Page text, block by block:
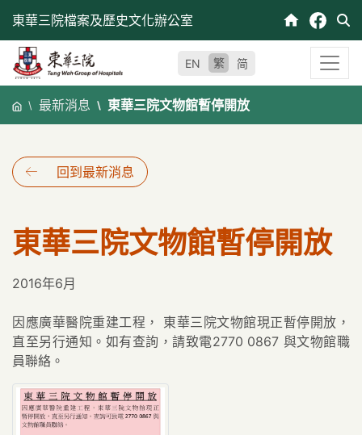
東華三院檔案及歷史文化辦公室
EN 繁 简
最新消息 東華三院文物館暫停開放
回到最新消息
東華三院文物館暫停開放
2016年6月
因應廣華醫院重建工程， 東華三院文物館現正暫停開放，
直至另行通知。如有查詢，請致電2770 0867 與文物館職
員聯絡。